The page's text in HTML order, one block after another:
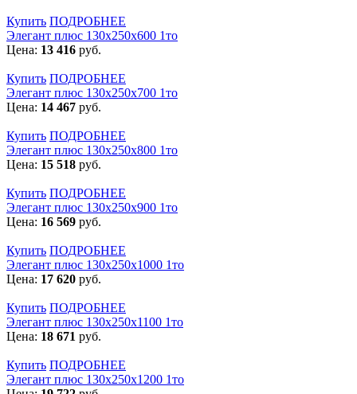
Купить ПОДРОБНЕЕ
Элегант плюс 130x250x600 1то
Цена: 13 416 руб.
Купить ПОДРОБНЕЕ
Элегант плюс 130x250x700 1то
Цена: 14 467 руб.
Купить ПОДРОБНЕЕ
Элегант плюс 130x250x800 1то
Цена: 15 518 руб.
Купить ПОДРОБНЕЕ
Элегант плюс 130x250x900 1то
Цена: 16 569 руб.
Купить ПОДРОБНЕЕ
Элегант плюс 130x250x1000 1то
Цена: 17 620 руб.
Купить ПОДРОБНЕЕ
Элегант плюс 130x250x1100 1то
Цена: 18 671 руб.
Купить ПОДРОБНЕЕ
Элегант плюс 130x250x1200 1то